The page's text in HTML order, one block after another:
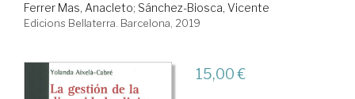
Ferrer Mas, Anacleto; Sánchez-Biosca, Vicente
Edicions Bellaterra. Barcelona, 2019
15,00 €